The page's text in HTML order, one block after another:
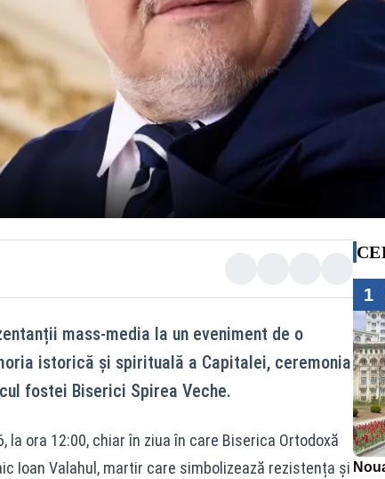
mass-media la un eveniment de o
istorică și spirituală a Capitalei, ceremonia
fostei Biserici Spirea Veche.
la ora 12:00, chiar în ziua în care Biserica Ortodoxă
Ioan Valahul, martir care simbolizează rezistența și
1